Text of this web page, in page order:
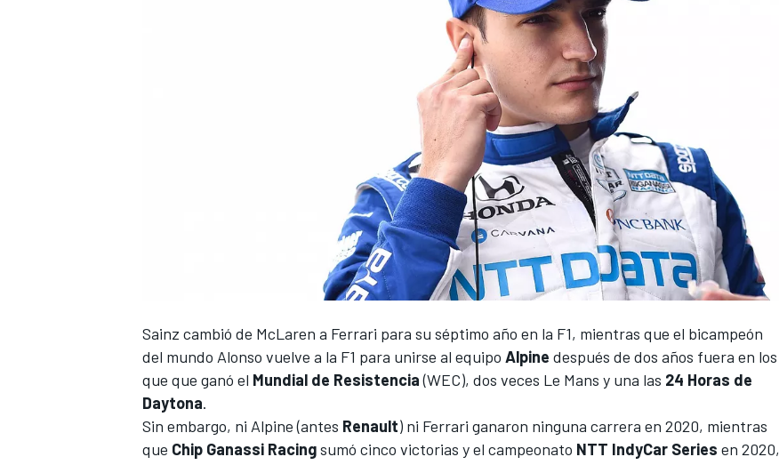
Sainz cambió de McLaren a Ferrari para su séptimo año en la F1, mientras que el bicampeón
del mundo Alonso vuelve a la F1 para unirse al equipo Alpine después de dos años fuera en los
que que ganó el Mundial de Resistencia(WEC), dos veces Le Mans y una las 24 Horas de
Daytona.
Sin embargo, ni Alpine(antes Renault) ni Ferrari ganaron ninguna carrera en 2020, mientras
que Chip Ganassi Racingsumó cinco victorias y el campeonato NTT IndyCar Series en 2020,